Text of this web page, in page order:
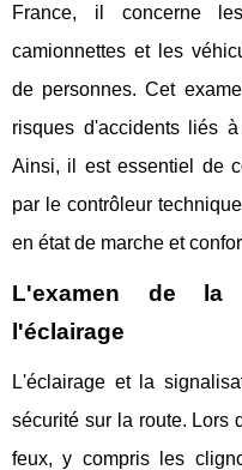
France, il concerne
camionnettes et les
de personnes. Cet
risques d'accidents liés
Ainsi, il est essentiel de
par le contrôleur
en état de marche et
L'examen de la
l'éclairage
L'éclairage et la
sécurité sur la route. Lors
feux, y compris les